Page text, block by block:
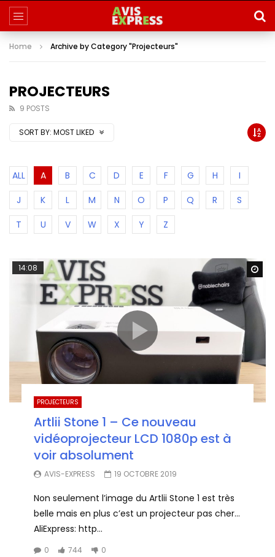
Home Archive by Category "Projecteurs"
PROJECTEURS
9 POSTS
SORT BY: MOST LIKED
ALL A B C D E F G H
I
J
K L M N O P Q R
S
T
U V W X Y Z
14:08
PROJECTEURS
Artlii Stone 1 – Ce nouveau
vidéoprojecteur LCD 1080p est à
voir absolument
AVIS-EXPRESS 19 OCTOBRE 2019
Non seulement l’image du Artlii Stone 1 est très
belle mais en plus c’est un projecteur pas cher…
AliExpress: http...
0 744 0